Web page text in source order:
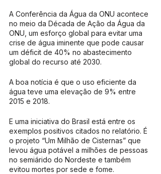
A Conferência da Água da ONU acontece
no meio da Década de Ação da Água da
ONU, um esforço global para evitar uma
crise de água iminente que pode causar
um déficit de 40% no abastecimento
global do recurso até 2030.
A boa notícia é que o uso eficiente da
água teve uma elevação de 9% entre
2015 e 2018.
E uma iniciativa do Brasil está entre os
exemplos positivos citados no relatório. É
o projeto “Um Milhão de Cisternas” que
levou água potável a milhões de pessoas
no semiárido do Nordeste e também
evitou mortes por sede e fome.